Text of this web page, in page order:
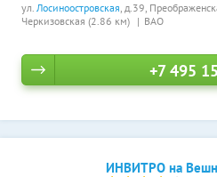
ул. Лосиноостровская, д.39,
Черкизовская (2.86 км)
ВАО
+7 495
ИНВИТРО на